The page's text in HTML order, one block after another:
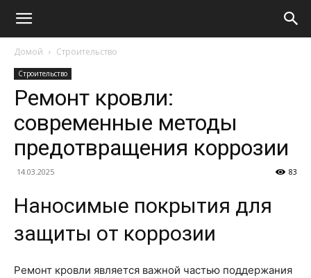
Домой Строительство
Строительство
Ремонт кровли:
современные методы
предотвращения коррозии
14.03.2025 83
Наносимые покрытия для
защиты от коррозии
Ремонт кровли является важной частью поддержания